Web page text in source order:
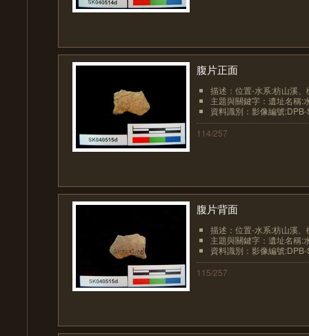
腹片正面
描述：位置-水系:枋山溪
主題與關鍵字：遺址名稱:
資料識別：影像編號
114/257
腹片背面
描述：位置-水系:枋山溪
主題與關鍵字：遺址名稱:
資料識別：影像編號
115/257